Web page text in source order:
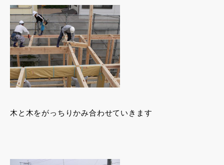
木と木をがっちりかみ合わせていきます